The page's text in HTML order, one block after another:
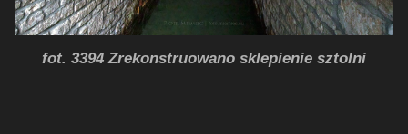
fot. 3394 Zrekonstruowano sklepienie sztolni